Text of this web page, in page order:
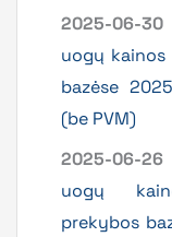
2025-06-30
uogų kainos
bazėse
(be PVM)
2025-06-26
uogų
prekybos